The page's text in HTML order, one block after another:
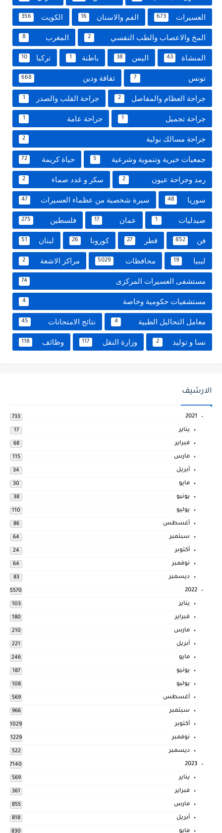
العسيرات 673 الفم والاسنان 16 الكويت 356
المخ والاعصاب والطب النفسي 2 المغرب 8
المنشاة 43 اليمن 38 باطنة 1 تركيا 10
تونس 7 ثقافة ودين 668
جراحة العظام والمفاصل 2 جراحة القلب والصدر 1
جراحة تجميل 1 جراحة عامة 1
جراحة مسالك بولية 2
جمعيات خيرية وتنموية وشرعية 5 حياة كريمة 72
رمد وجراحة عيون 2 سكر و غدد صماء 2
سوريا 48 سيرة شخصية من عظماء العسيرات 47
صيدليات 1 عمان 17 فلسطين 275
فن 852 قطر 27 كورونا 26 لبنان 51
ليبيا 19 محافظات 5029 مراكز الاشعة 2
مستشفى العسيرات المركزى 74
مستشفيات حكومية وخاصة 4
معامل التحاليل الطبية 4 نتائج الامتحانات 45
نسا و توليد 2 وزارة النقل 117 وظائف 118
الارشيف
2021
733
يناير 17
فبراير 68
مارس 115
أبريل 34
مايو 30
يونيو 38
يوليو 110
أغسطس 86
سبتمبر 64
أكتوبر 24
نوفمبر 64
ديسمبر 83
2022
5570
يناير 103
فبراير 180
مارس 210
أبريل 221
مايو 246
يونيو 187
يوليو 108
أغسطس 569
سبتمبر 966
أكتوبر 1029
نوفمبر 1229
ديسمبر 522
2023
7140
يناير 569
فبراير 361
مارس 855
أبريل 818
مايو 830